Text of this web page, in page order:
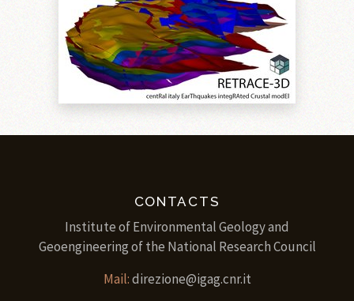
CONTACTS
Institute of Environmental Geology and
Geoengineering of the National Research Council
Mail:direzione@igag.cnr.it